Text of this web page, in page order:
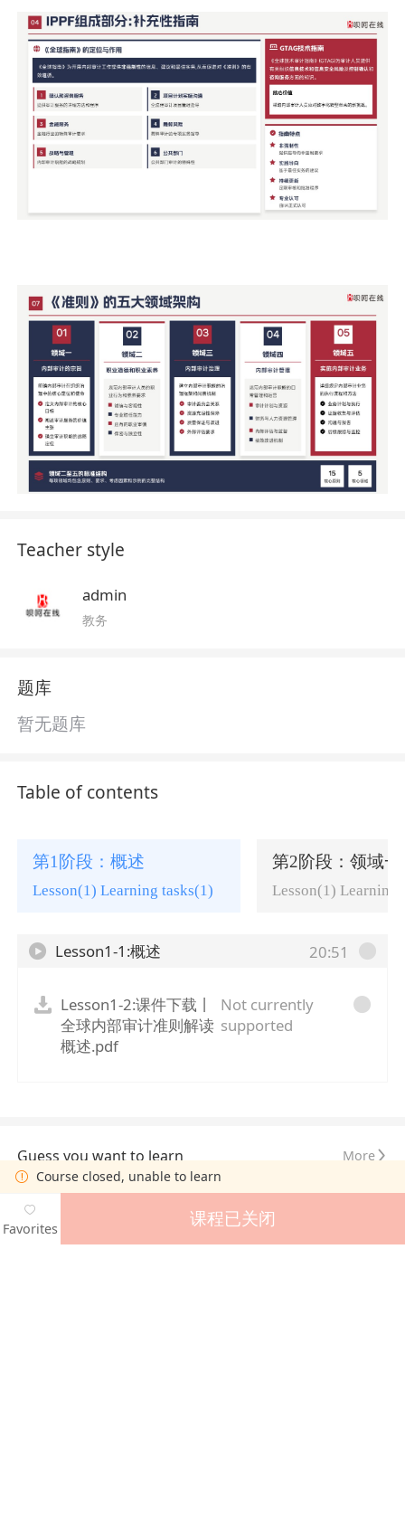
Teacher style
admin
教务
题库
暂无题库
Table of contents
第1阶段：概述
Lesson(1) Learning tasks(1) Lesson(1) Learning
Lesson1-1:概述 20:51
Lesson1-2:课件下载丨
全球内部审计准则解读
概述.pdf
Not currently
supported
Guess you want to learn More
Course closed, unable to learn
Favorites 课程已关闭